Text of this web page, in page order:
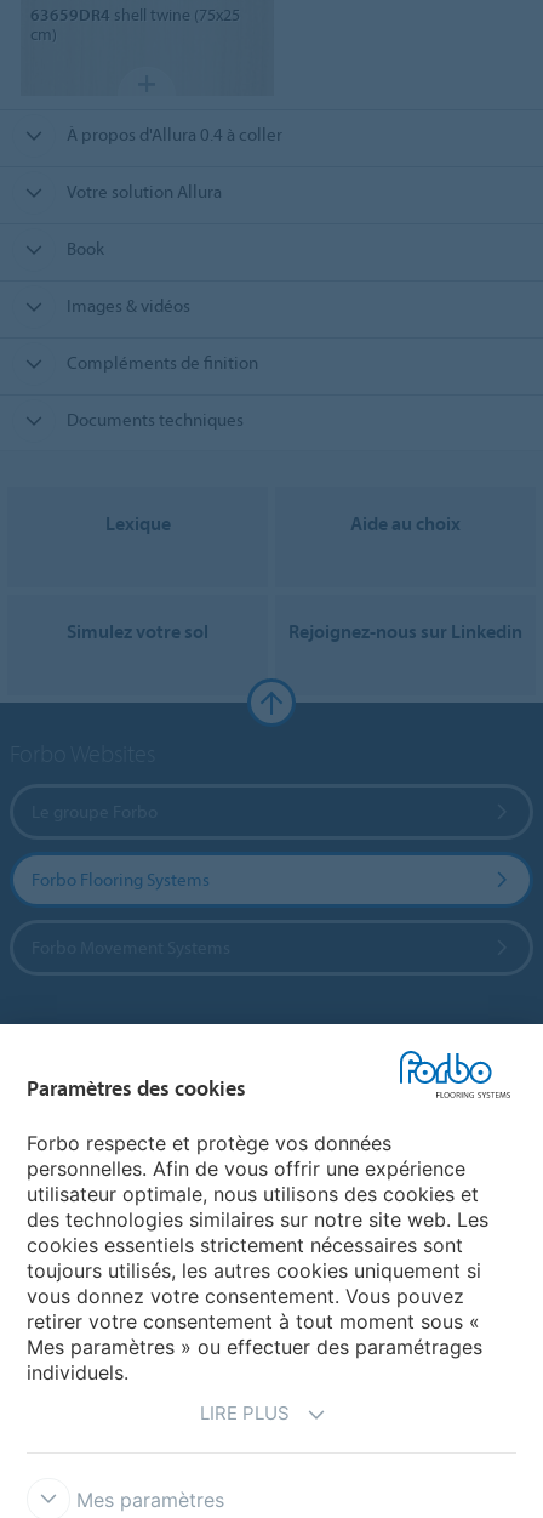
63659DR4 shell twine (75x25
cm)
À propos d'Allura 0.4 à coller
Votre solution Allura
Book
Images & vidéos
Compléments de finition
Documents techniques
Lexique Aide au choix
Simulez votre sol Rejoignez-nous sur Linkedin
Forbo Flooring Systems
My Forbo
LEXIQUE
PLAN DU SITE
Paramètres des cookies
Forbo respecte et protège vos données
personnelles. Afin de vous offrir une expérience
utilisateur optimale, nous utilisons des cookies et
des technologies similaires sur notre site web. Les
cookies essentiels strictement nécessaires sont
toujours utilisés, les autres cookies uniquement si
vous donnez votre consentement. Vous pouvez
retirer votre consentement à tout moment sous «
Mes paramètres » ou effectuer des paramétrages
individuels.
LIRE PLUS
Mes paramètres